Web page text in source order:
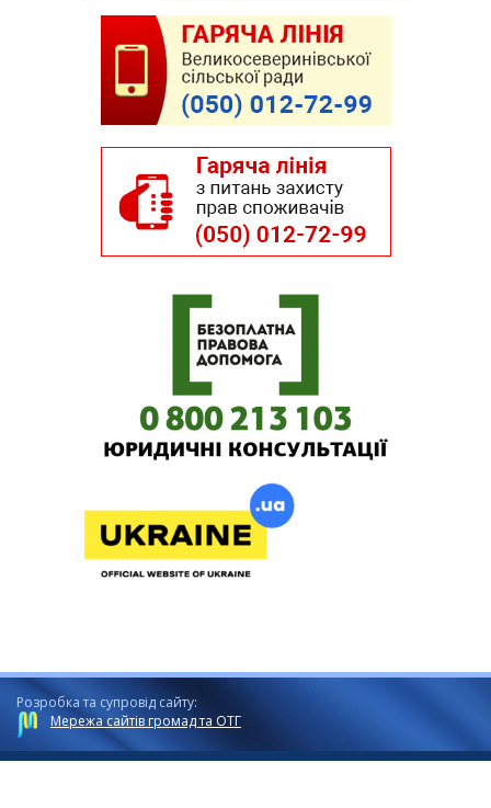
Розробка та супровід сайту:
Мережа сайтів громад та ОТГ